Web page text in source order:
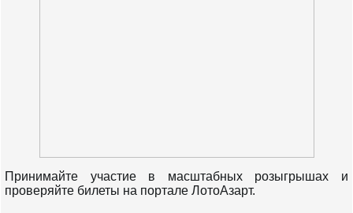
Принимайте участие в масштабных розыгрышах и
проверяйте билеты на портале ЛотоАзарт.